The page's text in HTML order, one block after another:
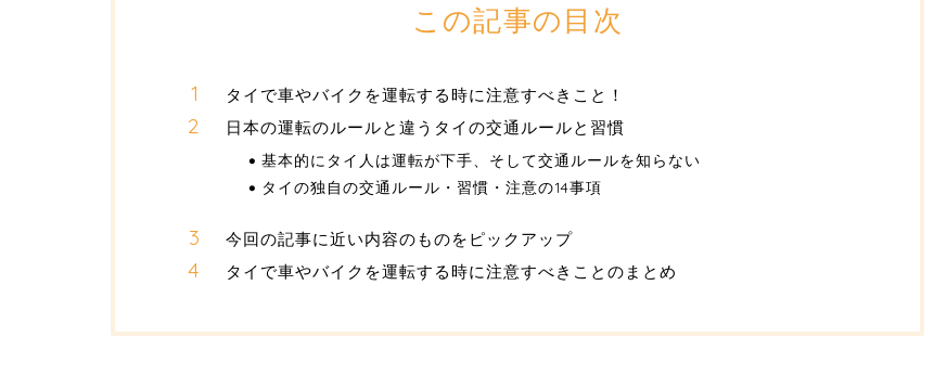
この記事の目次
タイで車やバイクを運転する時に注意すべきこと！
日本の運転のルールと違うタイの交通ルールと習慣
基本的にタイ人は運転が下手、そして交通ルールを知らない
タイの独自の交通ルール・習慣・注意の14事項
今回の記事に近い内容のものをピックアップ
タイで車やバイクを運転する時に注意すべきことのまとめ